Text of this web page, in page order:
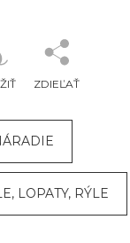
ZDIEĽAŤ
LOPATY, RÝLE